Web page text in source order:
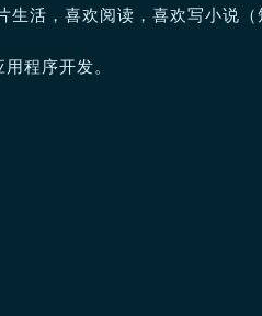
活，喜欢阅读，喜欢写小说（
程序开发。